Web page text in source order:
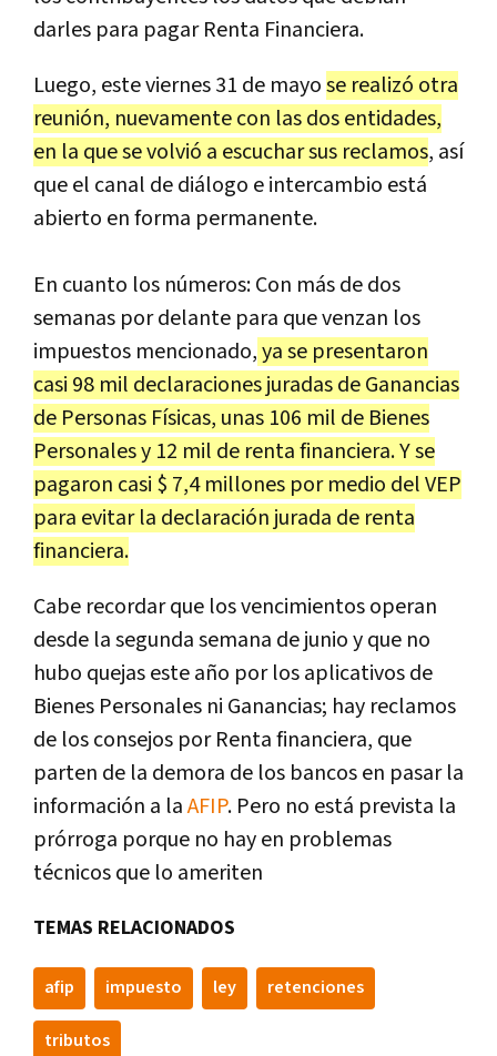
darles para pagar Renta Financiera.
Luego, este viernes 31 de mayose realizó otra
reunión, nuevamente con las dos entidades,
en la que se volvió a escuchar sus reclamos, así
que el canal de diálogo e intercambio está
abierto en forma permanente.
En cuanto los números: Con más de dos
semanas por delante para que venzan los
impuestos mencionado,ya se presentaron
casi 98 mil declaraciones juradas de Ganancias
de Personas Físicas, unas 106 mil de Bienes
Personales y 12 mil de renta financiera. Y se
pagaron casi $ 7,4 millones por medio del VEP
para evitar la declaración jurada de renta
financiera.
Cabe recordar que los vencimientos operan
desde la segunda semana de junio y que no
hubo quejas este año por los aplicativos de
Bienes Personales ni Ganancias; hay reclamos
de los consejos por Renta financiera, que
parten de la demora de los bancos en pasar la
información a laAFIP. Pero no está prevista la
prórroga porque no hay en problemas
técnicos que lo ameriten
TEMAS RELACIONADOS
afip impuesto ley retenciones
tributos